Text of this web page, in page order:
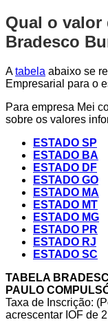
Qual o valor
Bradesco
Atabela abaixo se
Empresarial para o
Para empresa Mei
sobre os valores
ESTADO SP
ESTADO BA
ESTADO DF
ESTADO GO
ESTADO MA
ESTADO MT
ESTADO MG
ESTADO PR
ESTADO RJ
ESTADO SC
TABELA
PAULO
Taxa de Inscrição:
acrescentar IOF de